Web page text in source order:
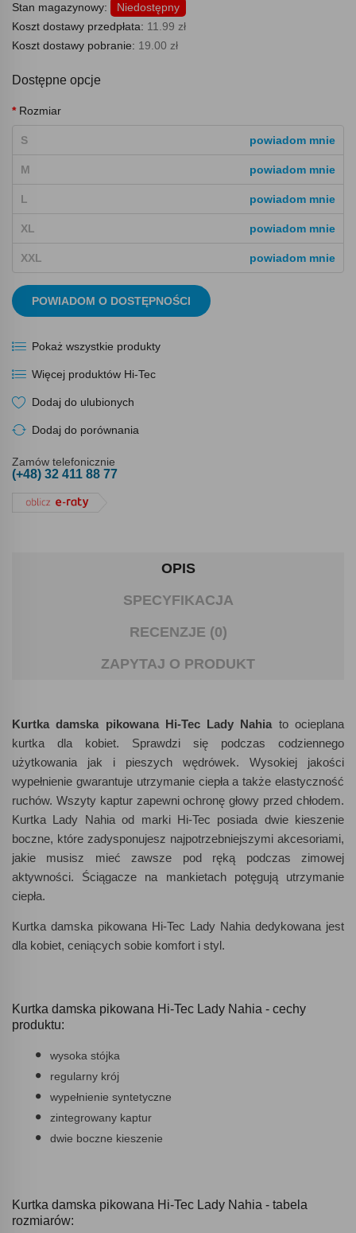
Stan magazynowy:
Niedostępny
Koszt dostawy przedpłata: 11.99 zł
Koszt dostawy pobranie: 19.00 zł
Dostępne opcje
Rozmiar
S powiadom mnie
M powiadom mnie
L powiadom mnie
XL powiadom mnie
XXL powiadom mnie
POWIADOM O DOSTĘPNOŚCI
Pokaż wszystkie produkty
Więcej produktów Hi-Tec
Dodaj do ulubionych
Dodaj do porównania
Zamów telefonicznie
(+48) 32 411 88 77
OPIS
SPECYFIKACJA
RECENZJE (0)
ZAPYTAJ O PRODUKT
Kurtka damska pikowana Hi-Tec Lady Nahia to ocieplana
kurtka dla kobiet. Sprawdzi się podczas codziennego
użytkowania jak i pieszych wędrówek. Wysokiej jakości
wypełnienie gwarantuje utrzymanie ciepła a także elastyczność
ruchów. Wszyty kaptur zapewni ochronę głowy przed chłodem.
Kurtka Lady Nahia od marki Hi-Tec posiada dwie kieszenie
boczne, które zadysponujesz najpotrzebniejszymi akcesoriami,
jakie musisz mieć zawsze pod ręką podczas zimowej
aktywności. Ściągacze na mankietach potęgują utrzymanie
ciepła.
Kurtka damska pikowana Hi-Tec Lady Nahia dedykowana jest
dla kobiet, ceniących sobie komfort i styl.
Kurtka damska pikowana Hi-Tec Lady Nahia - cechy
produktu:
wysoka stójka
regularny krój
wypełnienie syntetyczne
zintegrowany kaptur
dwie boczne kieszenie
Kurtka damska pikowana Hi-Tec Lady Nahia - tabela
rozmiarów: